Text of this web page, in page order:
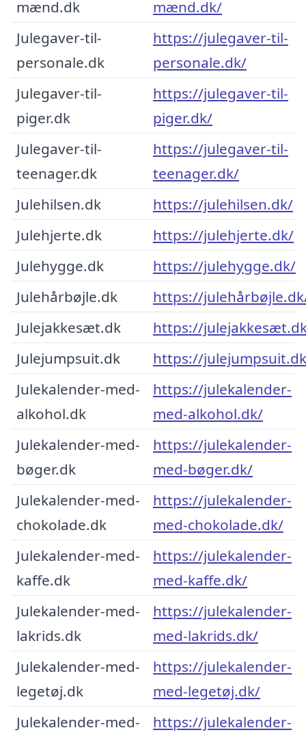
mænd.dk
mænd.dk/
Julegaver-til-
personale.dk
https://julegaver-til-
personale.dk/
Julegaver-til-
piger.dk
https://julegaver-til-
piger.dk/
Julegaver-til-
teenager.dk
https://julegaver-til-
teenager.dk/
Julehilsen.dk
https://julehilsen.dk/
Julehjerte.dk
https://julehjerte.dk/
Julehygge.dk
https://julehygge.dk/
Julehårbøjle.dk
https://
Julejakkesæt.dk
https://
Julejumpsuit.dk
https://
Julekalender-med-
alkohol.dk
https://julekalender-
med-alkohol.dk/
Julekalender-med-
bøger.dk
https://julekalender-
med-bøger.dk/
Julekalender-med-
chokolade.dk
https://julekalender-
med-chokolade.dk/
Julekalender-med-
kaffe.dk
https://julekalender-
med-kaffe.dk/
Julekalender-med-
lakrids.dk
https://julekalender-
med-lakrids.dk/
Julekalender-med-
legetøj.dk
https://julekalender-
med-legetøj.dk/
Julekalender-med-
https://julekalender-